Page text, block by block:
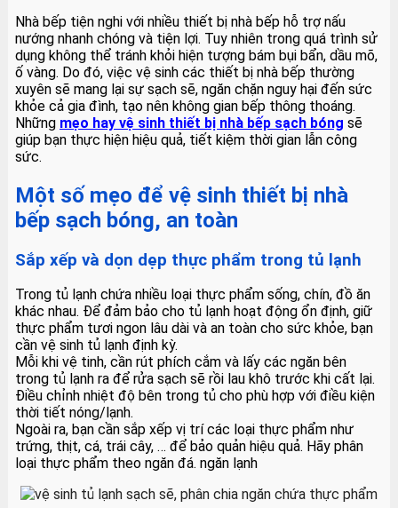
Nhà bếp tiện nghi với nhiều thiết bị nhà bếp hỗ trợ nấu
nướng nhanh chóng và tiện lợi. Tuy nhiên trong quá trình sử
dụng không thể tránh khỏi hiện tượng bám bụi bẩn, dầu mõ,
ố vàng. Do đó, việc vệ sinh các thiết bị nhà bếp thường
xuyên sẽ mang lại sự sạch sẽ, ngăn chặn nguy hại đến sức
khỏe cả gia đình, tạo nên không gian bếp thông thoáng.
Những mẹo hay vệ sinh thiết bị nhà bếp sạch bóng sẽ
giúp bạn thực hiện hiệu quả, tiết kiệm thời gian lẫn công
sức.
Một số mẹo để vệ sinh thiết bị nhà
bếp sạch bóng, an toàn
Sắp xếp và dọn dẹp thực phẩm trong tủ lạnh
Trong tủ lạnh chứa nhiều loại thực phẩm sống, chín, đồ ăn
khác nhau. Để đảm bảo cho tủ lạnh hoạt động ổn định, giữ
thực phẩm tươi ngon lâu dài và an toàn cho sức khỏe, bạn
cần vệ sinh tủ lạnh định kỳ.
Mỗi khi vệ tinh, cần rút phích cắm và lấy các ngăn bên
trong tủ lạnh ra để rửa sạch sẽ rồi lau khô trước khi cất lại.
Điều chỉnh nhiệt độ bên trong tủ cho phù hợp với điều kiện
thời tiết nóng/lạnh.
Ngoài ra, bạn cần sắp xếp vị trí các loại thực phẩm như
trứng, thịt, cá, trái cây, … để bảo quản hiệu quả. Hãy phân
loại thực phẩm theo ngăn đá. ngăn lạnh